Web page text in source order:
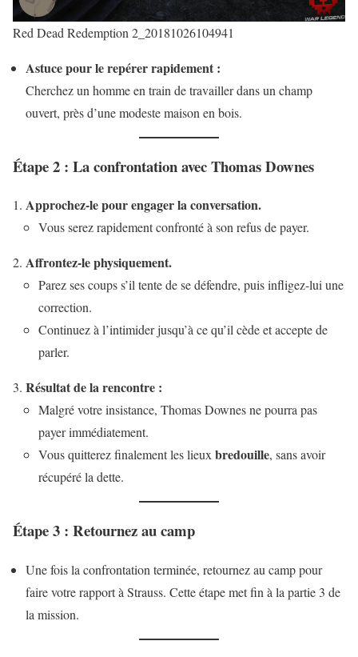
Red Dead Redemption 2_20181026104941
Astuce pour le repérer rapidement :
Cherchez un homme en train de travailler dans un champ
ouvert, près d’une modeste maison en bois.
Étape 2 : La confrontation avec Thomas Downes
Approchez-le pour engager la conversation.
Vous serez rapidement confronté à son refus de payer.
Affrontez-le physiquement.
Parez ses coups s’il tente de se défendre, puis infligez-lui une
correction.
Continuez à l’intimider jusqu’à ce qu’il cède et accepte de
parler.
Résultat de la rencontre :
Malgré votre insistance, Thomas Downes ne pourra pas
payer immédiatement.
Vous quitterez finalement les lieuxbredouille, sans avoir
récupéré la dette.
Étape 3 : Retournez au camp
Une fois la confrontation terminée, retournez au camp pour
faire votre rapport à Strauss. Cette étape met fin à la partie 3 de
la mission.